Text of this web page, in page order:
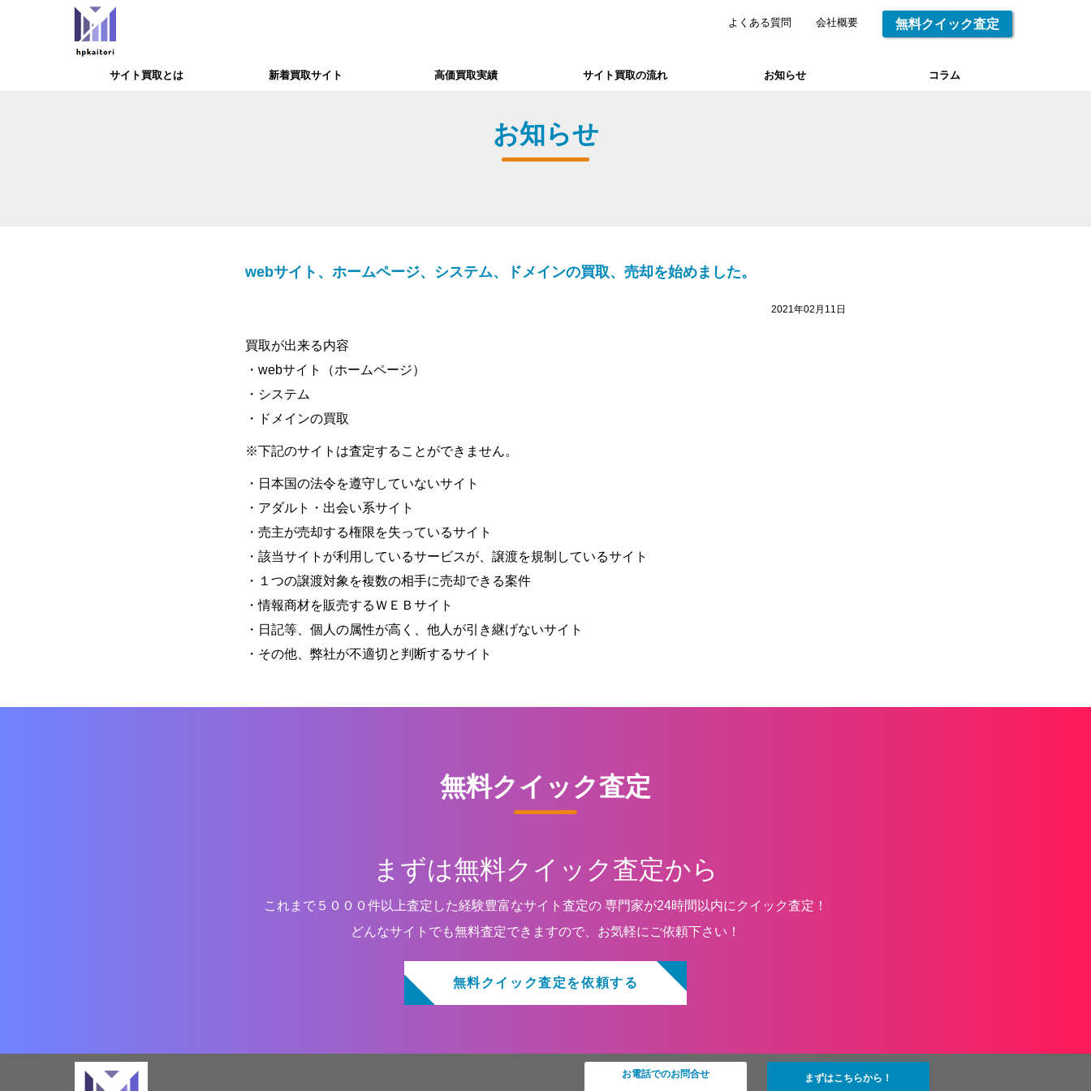
よくある質問 会社概要 無料クイック査定
サイト買取とは 新着買取サイト 高価買取実績 サイト買取の流れ お知らせ コラム
お知らせ
webサイト、ホームページ、システム、ドメインの買取、売却を始めました。
2021年02月11日
買取が出来る内容
・webサイト（ホームページ）
・システム
・ドメインの買取
※下記のサイトは査定することができません。
・日本国の法令を遵守していないサイト
・アダルト・出会い系サイト
・売主が売却する権限を失っているサイト
・該当サイトが利用しているサービスが、譲渡を規制しているサイト
・１つの譲渡対象を複数の相手に売却できる案件
・情報商材を販売するＷＥＢサイト
・日記等、個人の属性が高く、他人が引き継げないサイト
・その他、弊社が不適切と判断するサイト
無料クイック査定
まずは無料クイック査定から
これまで５０００件以上査定した経験豊富なサイト査定の 専門家が24時間以内にクイック査定！
どんなサイトでも無料査定できますので、お気軽にご依頼下さい！
無料クイック査定を依頼する
お電話でのお問合せ まずはこちらから！